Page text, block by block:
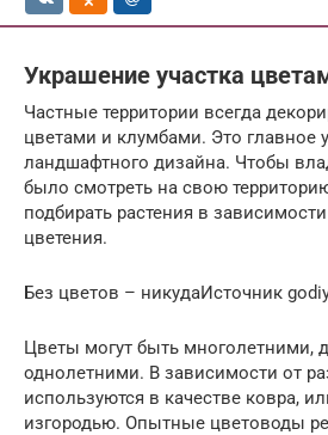
Украшение участка
Частные территории всегда
цветами и клумбами. Это главное
ландшафтного дизайна. Чтобы
было смотреть на свою
подбирать растения в
цветения.
Без цветов – никудаИсточник
Цветы могут быть многолетними,
однолетними. В зависимости от
используются в качестве ковра,
изгородью. Опытные цветоводы